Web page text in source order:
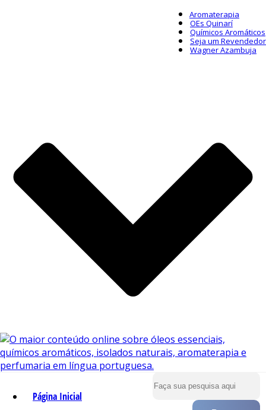
Aromaterapia
OEs Quinarí
Químicos Aromáticos
Seja um Revendedor
Wagner Azambuja
Página Inicial